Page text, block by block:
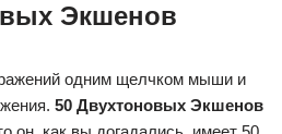
Экшенов
одним щелчком мыши и
50 Двухтоновых Экшенов